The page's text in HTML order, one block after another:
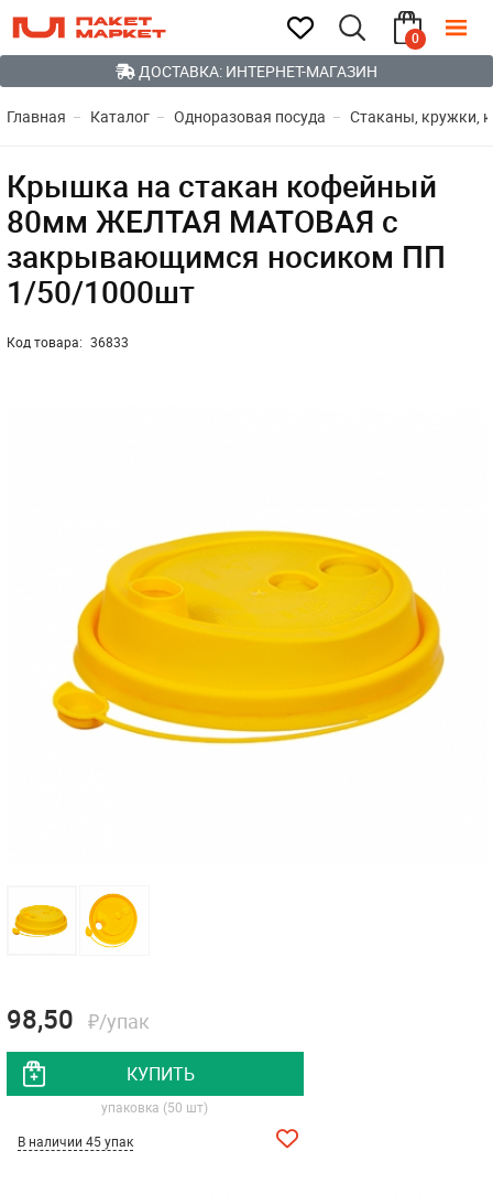
0
ДОСТАВКА: ИНТЕРНЕТ-МАГАЗИН
Главная Каталог Одноразовая посуда Стаканы, кружки,
Крышка на стакан кофейный
80мм ЖЕЛТАЯ МАТОВАЯ с
закрывающимся носиком ПП
1/50/1000шт
Код товара: 36833
98,50 ₽/упак
КУПИТЬ
упаковка (50 шт)
В наличии 45 упак